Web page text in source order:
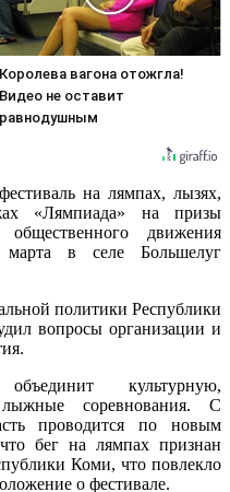
Королева вагона отожгла!
Видео не оставит
равнодушным
на лямпах, лызях,
«Лямпиада» на призы
общественного движения
в селе Большелуг
политики Республики
вопросы организации и
культурную,
соревнования. С
проводится по новым
бег на лямпах признан
Коми, что повлекло
о фестивале.